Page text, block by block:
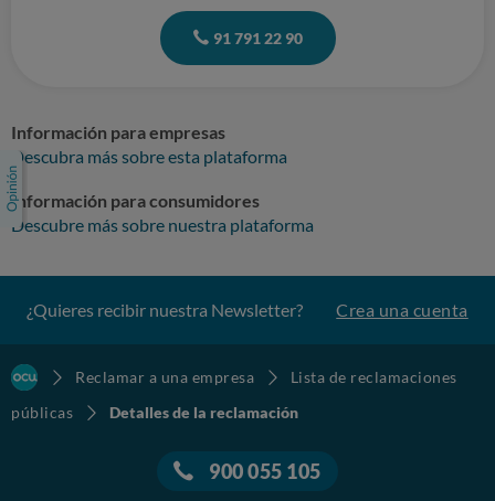
91 791 22 90
Información para empresas
Descubra más sobre esta plataforma
Información para consumidores
Descubre más sobre nuestra plataforma
¿Quieres recibir nuestra Newsletter? Crea una cuenta
Reclamar a una empresa
Lista de reclamaciones
públicas
Detalles de la reclamación
900 055 105